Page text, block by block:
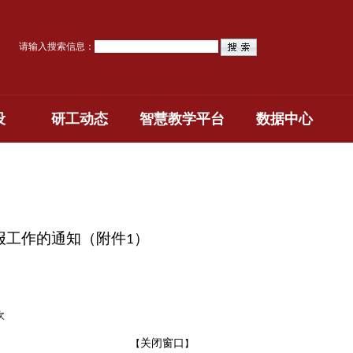
请输入搜索信息：
研工动态 智慧教学平台 数据中心
工作的通知（附件1 ）
【 关闭窗口 】